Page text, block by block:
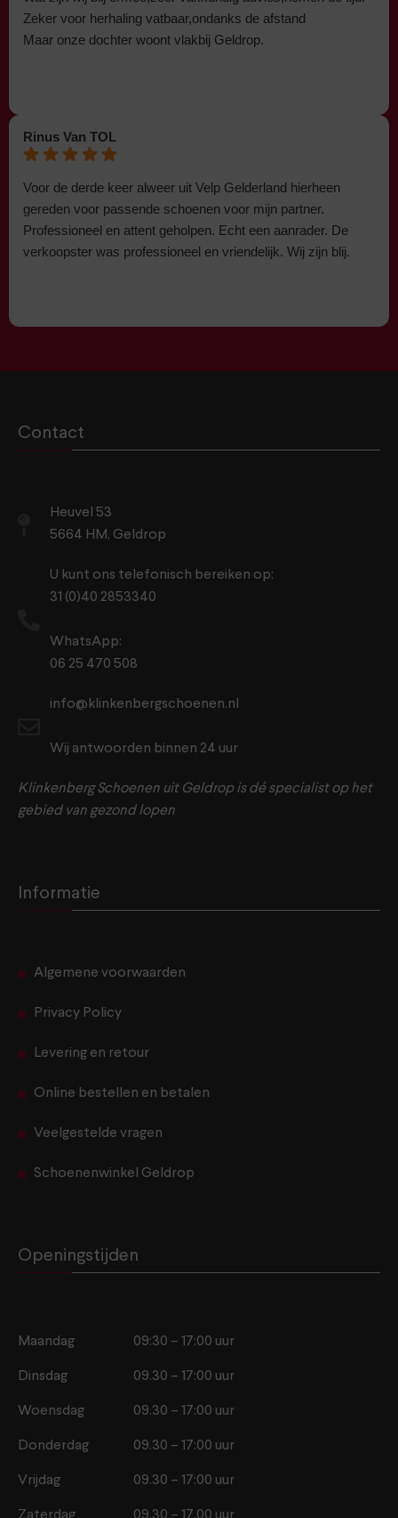
Zeker voor herhaling vatbaar,ondanks de afstand
Maar onze dochter woont vlakbij Geldrop.
Rinus Van TOL
Voor de derde keer alweer uit Velp Gelderland hierheen
gereden voor passende schoenen voor mijn partner.
Professioneel en attent geholpen. Echt een aanrader. De
verkoopster was professioneel en vriendelijk. Wij zijn blij.
Contact
Heuvel 53
5664 HM, Geldrop
U kunt ons telefonisch bereiken op:
31 (0)40 2853340
WhatsApp:
06 25 470 508
info@klinkenbergschoenen.nl
Wij antwoorden binnen 24 uur
Klinkenberg Schoenen uit Geldrop is dé specialist op het
gebied van gezond lopen
Informatie
Algemene voorwaarden
Privacy Policy
Levering en retour
Online bestellen en betalen
Veelgestelde vragen
Schoenenwinkel Geldrop
Openingstijden
Maandag 09:30 – 17:00 uur
Dinsdag 09.30 – 17:00 uur
Woensdag 09.30 – 17:00 uur
Donderdag 09.30 – 17:00 uur
Vrijdag 09.30 – 17:00 uur